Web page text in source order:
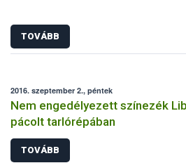
TOVÁBB
2016. szeptember 2., péntek
Nem engedélyezett színezék
pácolt tarlórépában
TOVÁBB